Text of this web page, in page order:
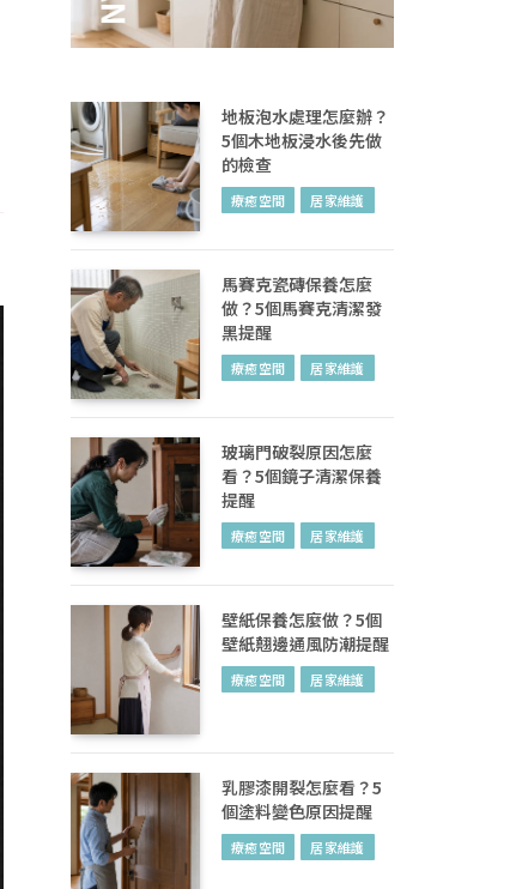
地板泡水處理怎麼辦？
5個木地板浸水後先做
的檢查
療癒空間 居家維護
馬賽克瓷磚保養怎麼
做？5個馬賽克清潔發
黑提醒
療癒空間 居家維護
玻璃門破裂原因怎麼
看？5個鏡子清潔保養
提醒
療癒空間 居家維護
壁紙保養怎麼做？5個
壁紙翹邊通風防潮提醒
療癒空間 居家維護
乳膠漆開裂怎麼看？5
個塗料變色原因提醒
療癒空間 居家維護